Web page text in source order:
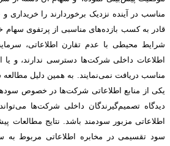
مناسب در آینده نزدیک برخوردارند را خریداری و
قادر به کسب بازده‌های مناسبی از پرتفوی سهام
شرایط محیطی با عدم تقارن اطلاعاتی،
اطلاعات داخلی شرکت‌ها دسترسی ندارند، و
مناسب دریافت نمی‌نمایند. به همین دلیل
یکی از منابع اطلاعاتی شرکت‌ها در خصوص
دیدگاه تصمیم‌گیرندگان داخلی شرکت‌ها
اطلاعاتی مزبور سودمند باشد. نتایج
سود تقسیمی در مخابره اطلاعاتی مربوط به